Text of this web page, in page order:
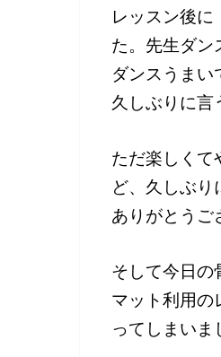
レッスン後
た。先生ダ
ダンスうまい
久しぶりに言
ただ楽しくて
ど、久しぶり
ありがとうご
そして今日の
マット利用の
ってしまい